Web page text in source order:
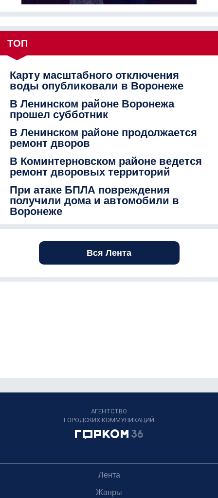
ТОП
Карту масштабного отключения
воды опубликовали в Воронеже
В Ленинском районе Воронежа
прошел субботник
В Ленинском районе продолжается
ремонт дворов
В Коминтерновском районе ведется
ремонт дворовых территорий
При атаке БПЛА повреждения
получили дома и автомобили в
Воронеже
Вся Лента
АГЕНТСТВО
ГОРОДСКИХ КОММУНИКАЦИЙ
Лента
Жанры